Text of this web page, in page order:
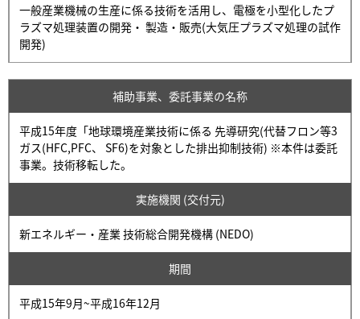
一般産業機械の生産に係る技術を活用し、電極を小型化したプ
ラズマ処理装置の開発・ 製造・販売(大気圧プラズマ処理の試作
開発)
補助事業、委託事業の名称
平成15年度「地球環境産業技術に係る 先導研究(代替フロン等3
ガス(HFC,PFC、 SF6)を対象とした排出抑制技術) ※本件は委託
事業。技術移転した。
実施機関 (交付元)
新エネルギー・産業 技術総合開発機構 (NEDO)
期間
平成15年9月~平成16年12月